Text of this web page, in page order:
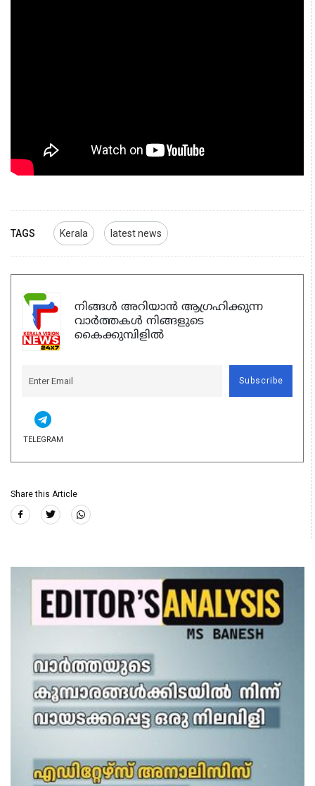
TAGS Kerala latest news
നിങ്ങൾ അറിയാൻ ആഗ്രഹിക്കുന്ന
വാർത്തകൾ നിങ്ങളുടെ
കൈക്കുമ്പിളിൽ
Subscribe
TELEGRAM
Share this Article